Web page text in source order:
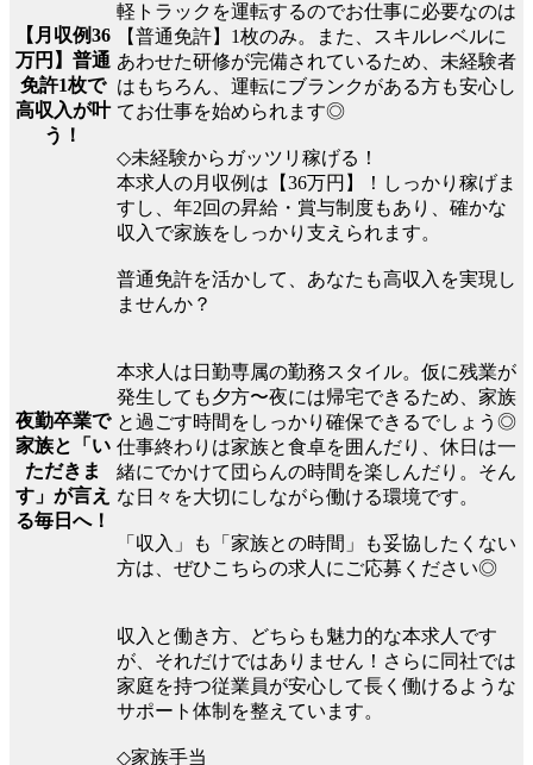
【月収例36
万円】普通
免許1枚で
高収入が叶
う！
軽トラックを運転するのでお仕事に必要なのは
【普通免許】1枚のみ。また、スキルレベルに
あわせた研修が完備されているため、未経験者
はもちろん、運転にブランクがある方も安心し
てお仕事を始められます◎
◇未経験からガッツリ稼げる！
本求人の月収例は【36万円】！しっかり稼げま
すし、年2回の昇給・賞与制度もあり、確かな
収入で家族をしっかり支えられます。
普通免許を活かして、あなたも高収入を実現し
ませんか？
夜勤卒業で
家族と「い
ただきま
す」が言え
る毎日へ！
本求人は日勤専属の勤務スタイル。仮に残業が
発生しても夕方〜夜には帰宅できるため、家族
と過ごす時間をしっかり確保できるでしょう◎
仕事終わりは家族と食卓を囲んだり、休日は一
緒にでかけて団らんの時間を楽しんだり。そん
な日々を大切にしながら働ける環境です。
「収入」も「家族との時間」も妥協したくない
方は、ぜひこちらの求人にご応募ください◎
収入と働き方、どちらも魅力的な本求人です
が、それだけではありません！さらに同社では
家庭を持つ従業員が安心して長く働けるような
サポート体制を整えています。
◇家族手当